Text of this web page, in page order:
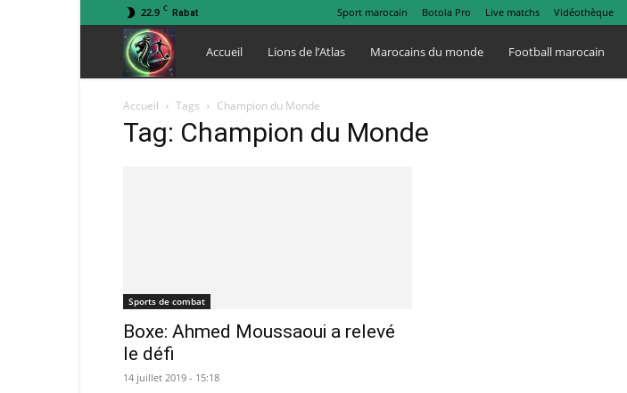
22.9 C Rabat Sport marocain Botola Pro Live matchs Vidéothèque
Lions
de
Accueil Lions de l’Atlas Marocains du monde Football marocain
Accueil Tags Champion du Monde
Tag: Champion du Monde
Sports de combat
Boxe: Ahmed Moussaoui a relevé
le défi
14 juillet 2019 - 15:18